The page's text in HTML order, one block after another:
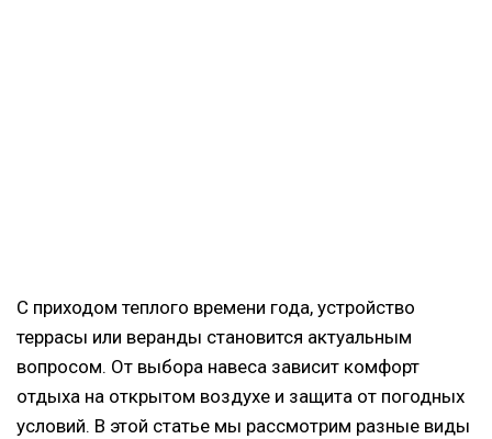
С приходом теплого времени года, устройство
террасы или веранды становится актуальным
вопросом. От выбора навеса зависит комфорт
отдыха на открытом воздухе и защита от погодных
условий. В этой статье мы рассмотрим разные виды